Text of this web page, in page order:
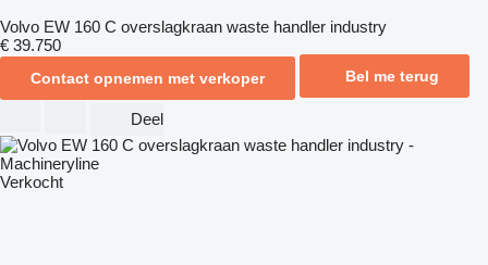
Volvo EW 160 C overslagkraan waste handler industry
€ 39.750
Contact opnemen met verkoper Bel me terug
Deel
Verkocht